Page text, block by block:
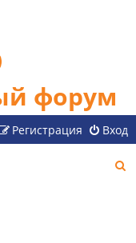
форум
Вход
Регистрация